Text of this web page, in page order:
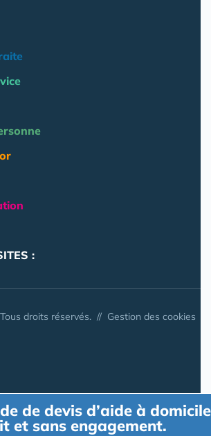
:
droits réservés. // Gestion des cookies
de devis d’aide à domicile
et sans engagement.